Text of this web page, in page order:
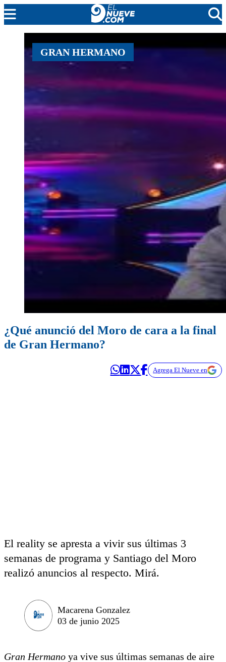
MENDOZA
CADA DÍA
NOTICIERO 9
PROTAGONISTAS
EL NUEVE STREAMS
EN VIVO
GRAN HERMANO
¿Qué anunció del Moro de cara a la final
de Gran Hermano?
Agrega El Nueve en
El reality se apresta a vivir sus últimas 3
semanas de programa y Santiago del Moro
realizó anuncios al respecto. Mirá.
Macarena Gonzalez
03 de junio 2025
Gran Hermano ya vive sus últimas semanas de aire